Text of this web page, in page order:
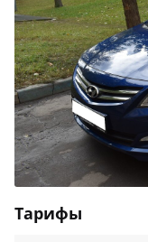
Тарифы